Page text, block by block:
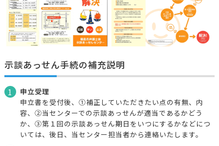
示談あっせん手続の補充説明
1
申立受理
申立書を受付後、①補正していただきたい点の有無、内
容、②当センターでの示談あっせんが適当であるかどう
か、③第１回の示談あっせん期日をいつにするかなどにつ
いては、後日、当センター担当者から連絡いたします。